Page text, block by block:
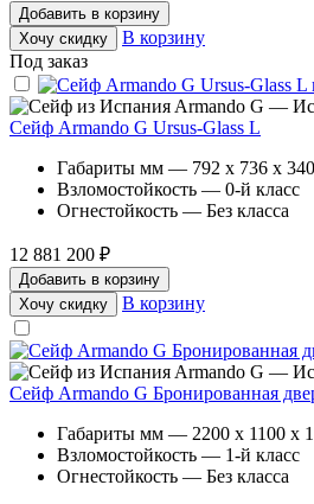
Добавить в корзину
Хочу скидку
В корзину
Под заказ
Armando G —
Сейф Armando G Ursus-Glass L
Габариты мм — 792 x 736 x 340
Взломостойкость — 0-й класс
Огнестойкость — Без класса
12 881 200 ₽
Добавить в корзину
Хочу скидку
В корзину
Armando G —
Сейф Armando G Бронированная
Габариты мм — 2200 x 1100 x
Взломостойкость — 1-й класс
Огнестойкость — Без класса